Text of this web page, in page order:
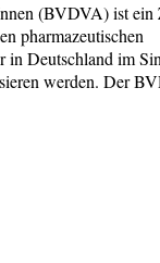
(BVDVA) ist ein
pharmazeutischen
in Deutschland im
werden. Der